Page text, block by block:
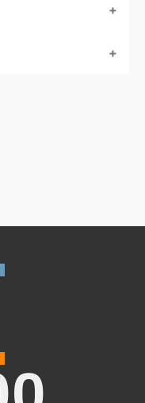
－5
－6
－10
－11